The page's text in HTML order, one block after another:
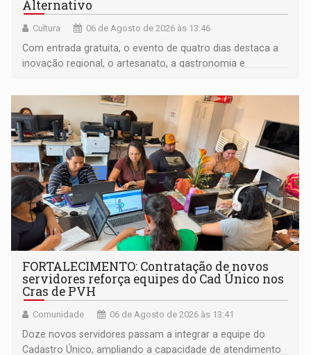
Alternativo
Cultura 06 de Agosto de 2026 às 13:46
Com entrada gratuita, o evento de quatro dias destaca a
inovação regional, o artesanato, a gastronomia e
FORTALECIMENTO: Contratação de novos
servidores reforça equipes do Cad Único nos
Cras de PVH
Comunidade 06 de Agosto de 2026 às 13:41
Doze novos servidores passam a integrar a equipe do
Cadastro Único, ampliando a capacidade de atendimento